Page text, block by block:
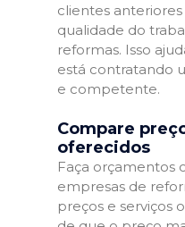
clientes
qualidade do
reformas. Isso
está contratando
e competente.
Compare
oferecidos
Faça orçamentos
empresas de
preços e serviços